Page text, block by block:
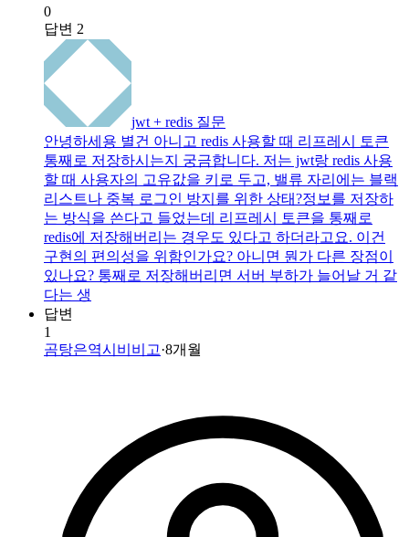
0
답변 2
jwt + redis 질문
안녕하세용 별건 아니고 redis 사용할 때 리프레시 토큰
통째로 저장하시는지 궁금합니다. 저는 jwt랑 redis 사용
할 때 사용자의 고유값을 키로 두고, 밸류 자리에는 블랙
리스트나 중복 로그인 방지를 위한 상태?정보를 저장하
는 방식을 쓴다고 들었는데 리프레시 토큰을 통째로
redis에 저장해버리는 경우도 있다고 하더라고요. 이건
구현의 편의성을 위함인가요? 아니면 뭔가 다른 장점이
있나요? 통째로 저장해버리면 서버 부하가 늘어날 거 같
다는 생
답변
1
곰탕은역시비비고·8개월